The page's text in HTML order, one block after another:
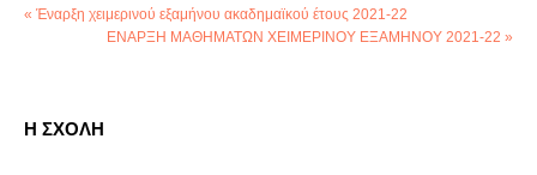
« Έναρξη χειμερινού εξαμήνου ακαδημαϊκού έτους 2021-22
ΕΝΑΡΞΗ ΜΑΘΗΜΑΤΩΝ ΧΕΙΜΕΡΙΝΟΥ ΕΞΑΜΗΝΟΥ 2021-22 »
Η ΣΧΟΛΗ